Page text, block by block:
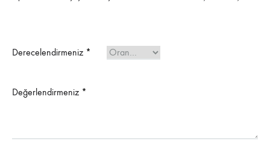
Derecelendirmeniz *
Değerlendirmeniz *